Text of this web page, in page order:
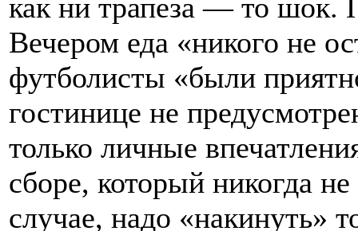
как ни трапеза — то шок.
Вечером еда «никого не
футболисты «были
гостинице не
только личные
сборе, который никогда
случае, надо